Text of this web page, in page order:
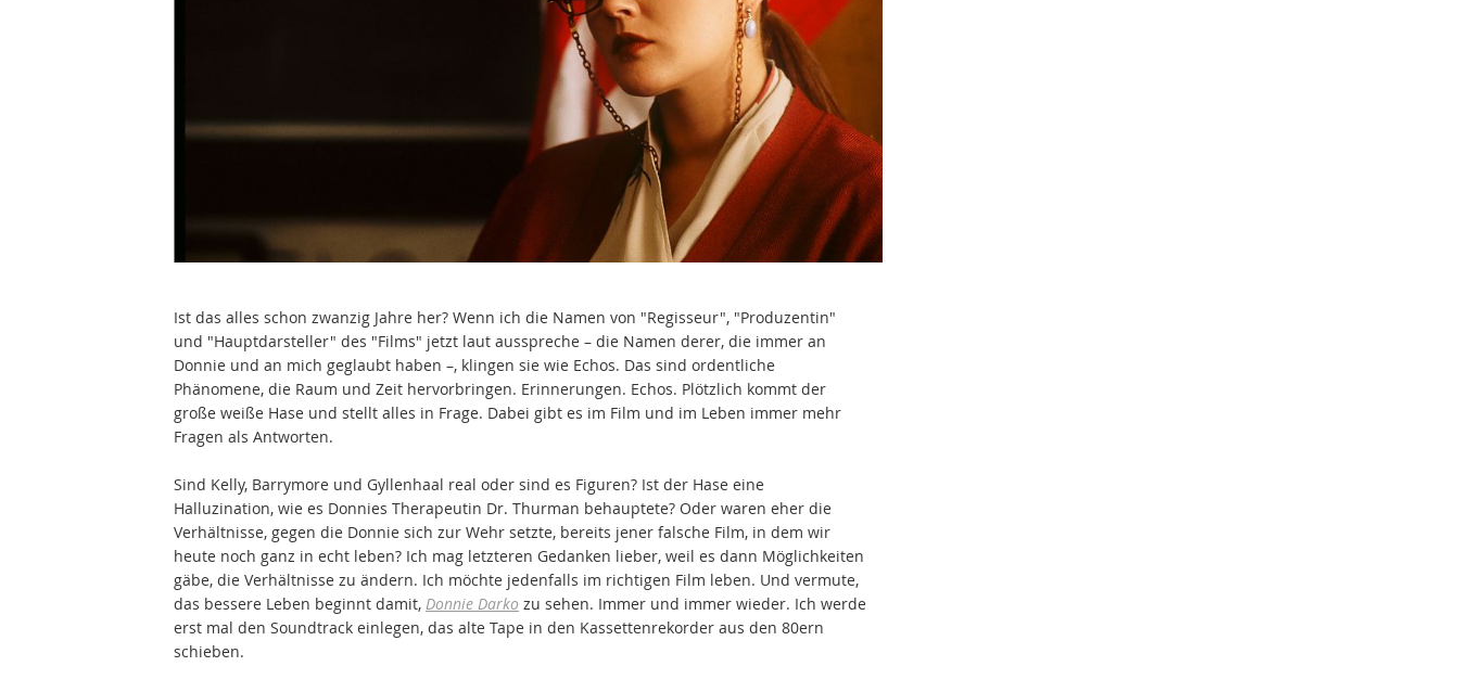
Ist das alles schon zwanzig Jahre her? Wenn ich die Namen von "Regisseur", "Produzentin"
und "Hauptdarsteller" des "Films" jetzt laut ausspreche – die Namen derer, die immer an
Donnie und an mich geglaubt haben –, klingen sie wie Echos. Das sind ordentliche
Phänomene, die Raum und Zeit hervorbringen. Erinnerungen. Echos. Plötzlich kommt der
große weiße Hase und stellt alles in Frage. Dabei gibt es im Film und im Leben immer mehr
Fragen als Antworten.
Sind Kelly, Barrymore und Gyllenhaal real oder sind es Figuren? Ist der Hase eine
Halluzination, wie es Donnies Therapeutin Dr. Thurman behauptete? Oder waren eher die
Verhältnisse, gegen die Donnie sich zur Wehr setzte, bereits jener falsche Film, in dem wir
heute noch ganz in echt leben? Ich mag letzteren Gedanken lieber, weil es dann Möglichkeiten
gäbe, die Verhältnisse zu ändern. Ich möchte jedenfalls im richtigen Film leben. Und vermute,
das bessere Leben beginnt damit, Donnie Darko zu sehen. Immer und immer wieder. Ich werde
erst mal den Soundtrack einlegen, das alte Tape in den Kassettenrekorder aus den 80ern
schieben.